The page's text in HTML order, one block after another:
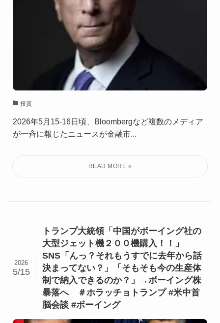
投資
2026年5月15-16日頃、Bloombergなど複数のメディア
が一斉に報じたニュースが金融市...
トランプ大統領「中国がボーイング社の
大型ジェット機２００機購入！！」
SNS「んっ？それもうすでに去年から話
決まってない？」「そもそも今の生産体
制で納入できるのか？」→ボーイング株
暴落へ ＃ホラッチョトランプ #米中首
脳会談 #ボーイング
2026
5/15